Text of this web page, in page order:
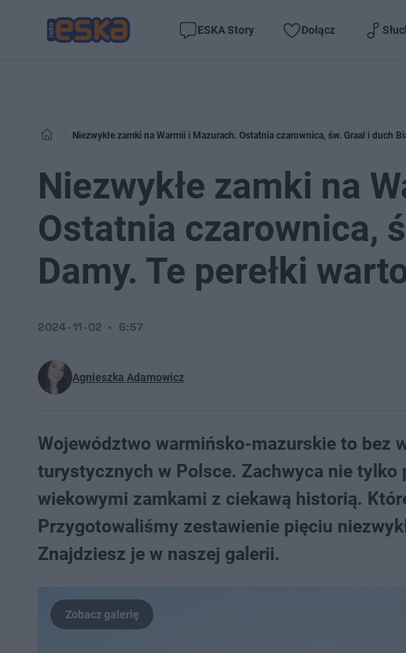
ESKA Story Dołącz
Niezwykłe zamki na Warmii i Mazurach. Ostatnia czarownica, św. Graal i duch
Niezwykłe zamki na
Ostatnia czarownica,
Damy. Te perełki
Agnieszka Adamowicz
2024-11-02 6:57
Województwo warmińsko-mazurskie to bez
turystycznych w Polsce. Zachwyca nie
wiekowymi zamkami z ciekawą historią.
Przygotowaliśmy zestawienie pięciu
Znajdziesz je w naszej galerii.